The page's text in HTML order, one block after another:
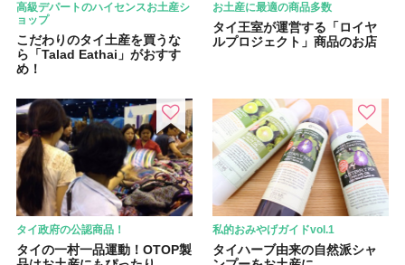
高級デパートのハイセンスお土産シ
ョップ
こだわりのタイ土産を買うな
ら「Talad Eathai」がおすす
め！
お土産に最適の商品多数
タイ王室が運営する「ロイヤ
ルプロジェクト」商品のお店
タイ政府の公認商品！
タイの一村一品運動！OTOP製
私的おみやげガイドvol.1
タイハーブ由来の自然派シャ